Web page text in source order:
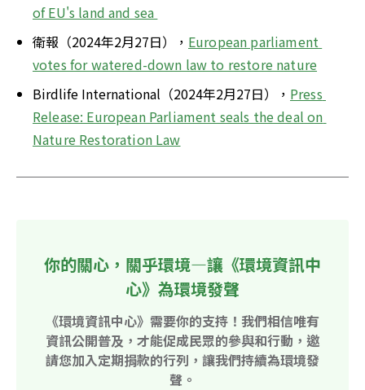
of EU's land and sea
衛報（2024年2月27日）， European parliament
votes for watered-down law to restore nature
Birdlife International（2024年2月27日）， Press
Release: European Parliament seals the deal on
Nature Restoration Law
你的關心，關乎環境—讓《環境資訊中
心》為環境發聲
《環境資訊中心》需要你的支持！我們相信唯有
資訊公開普及，才能促成民眾的參與和行動，邀
請您加入定期捐款的行列，讓我們持續為環境發
聲。